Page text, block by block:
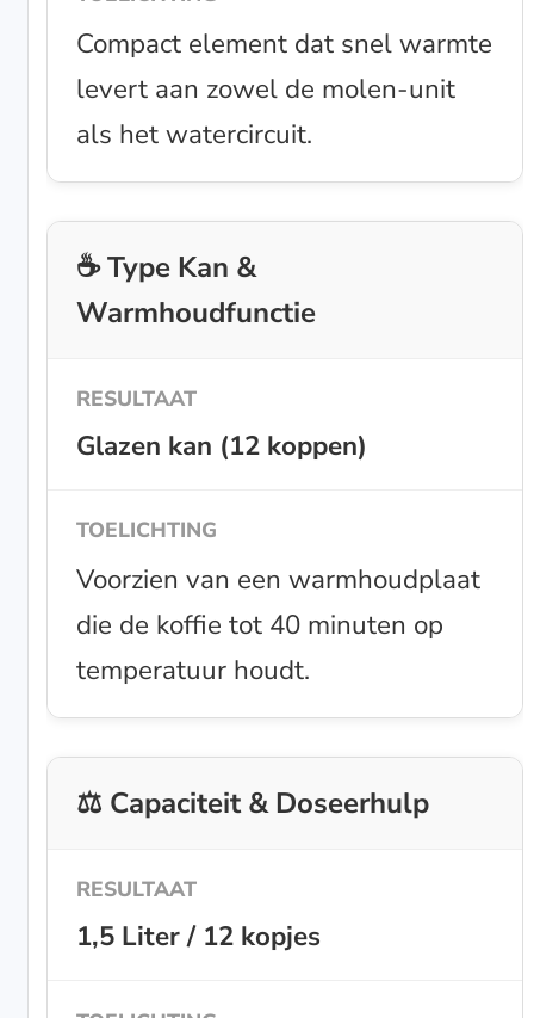
Compact element dat snel warmte
levert aan zowel de molen-unit
als het watercircuit.
☕ Type Kan &
Warmhoudfunctie
Glazen kan (12 koppen)
Voorzien van een warmhoudplaat
die de koffie tot 40 minuten op
temperatuur houdt.
⚖️ Capaciteit & Doseerhulp
1,5 Liter / 12 kopjes